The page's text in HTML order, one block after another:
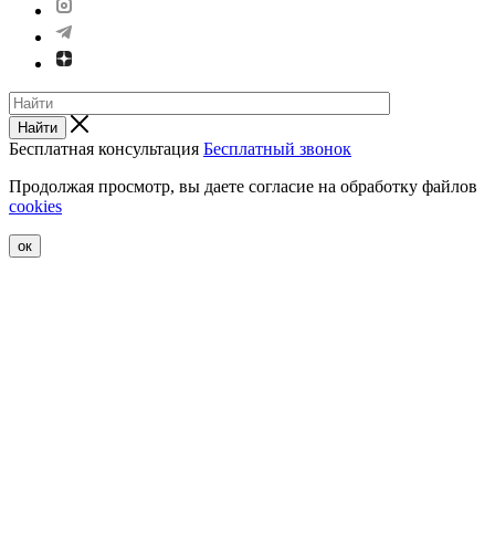
Найти
Бесплатная консультация Бесплатный звонок
Продолжая просмотр, вы даете согласие на обработку файлов
cookies
ок